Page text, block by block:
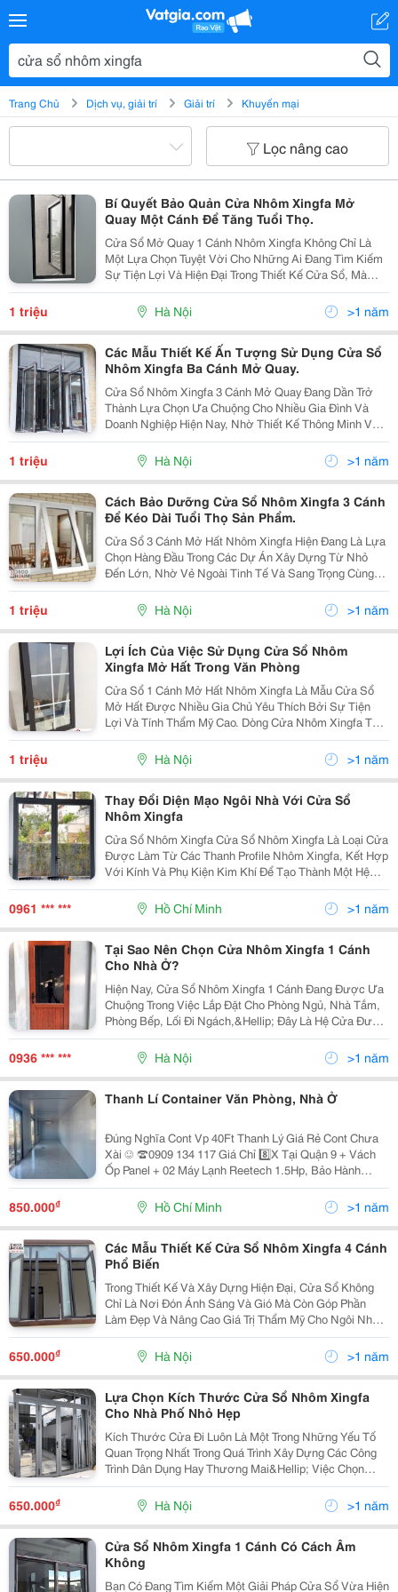
Trang Chủ Dịch vụ, giải trí Giải trí Khuyến mại
Lọc nâng cao
Bí Quyết Bảo Quản Cửa Nhôm Xingfa Mở
Quay Một Cánh Để Tăng Tuổi Thọ.
Cửa Sổ Mở Quay 1 Cánh Nhôm Xingfa Không Chỉ Là
Một Lựa Chọn Tuyệt Vời Cho Những Ai Đang Tìm Kiếm
Sự Tiện Lợi Và Hiện Đại Trong Thiết Kế Cửa Sổ, Mà
Còn Là Biểu Tượng Của Sự Tinh Tế Và Độ Bền Vượt
Trội. Trong Bối Cảnh Thị Trường Cửa Sổ Nhôm Xingfa
Ngày...
1 triệu Hà Nội >1 năm
Các Mẫu Thiết Kế Ấn Tượng Sử Dụng Cửa Sổ
Nhôm Xingfa Ba Cánh Mở Quay.
Cửa Sổ Nhôm Xingfa 3 Cánh Mở Quay Đang Dần Trở
Thành Lựa Chọn Ưa Chuộng Cho Nhiều Gia Đình Và
Doanh Nghiệp Hiện Nay, Nhờ Thiết Kế Thông Minh Và
Tính Năng Vượt Trội. Trong Bối Cảnh Đô Thị Hóa Ngày
Càng Mở Rộng, Việc Lựa Chọn Cửa Sổ Không Chỉ
Dừng Lại...
1 triệu Hà Nội >1 năm
Cách Bảo Dưỡng Cửa Sổ Nhôm Xingfa 3 Cánh
Để Kéo Dài Tuổi Thọ Sản Phẩm.
Cửa Sổ 3 Cánh Mở Hất Nhôm Xingfa Hiện Đang Là Lựa
Chọn Hàng Đầu Trong Các Dự Án Xây Dựng Từ Nhỏ
Đến Lớn, Nhờ Vẻ Ngoài Tinh Tế Và Sang Trọng Cùng
Độ Bền Cao Của Profile Nhôm Xingfa. Sản Phẩm Này
Không Chỉ Được Đánh Giá Cao Về Mặt Thẩm Mỹ Mà
Còn Được...
1 triệu Hà Nội >1 năm
Lợi Ích Của Việc Sử Dụng Cửa Sổ Nhôm
Xingfa Mở Hất Trong Văn Phòng
Cửa Sổ 1 Cánh Mở Hất Nhôm Xingfa Là Mẫu Cửa Sổ
Mở Hất Được Nhiều Gia Chủ Yêu Thích Bởi Sự Tiện
Lợi Và Tính Thẩm Mỹ Cao. Dòng Cửa Nhôm Xingfa Từ
Lâu Đã Nổi Tiếng Với Độ Bền Chắc, Thiết Kế Sang
Trọng Phù Hợp Với Nhiều Không Gian Kiến Trúc Khác
Nhau. Để...
1 triệu Hà Nội >1 năm
Thay Đổi Diện Mạo Ngôi Nhà Với Cửa Sổ
Nhôm Xingfa
Cửa Sổ Nhôm Xingfa Cửa Sổ Nhôm Xingfa Là Loại Cửa
Được Làm Từ Các Thanh Profile Nhôm Xingfa, Kết Hợp
Với Kính Và Phụ Kiện Kim Khí Để Tạo Thành Một Hệ
Cửa Hoàn Chỉnh. Nhôm Xingfa Là Một Loại Nhôm Cao
Cấp, Có Xuất Xứ Từ Quảng Đông, Trung Quốc, Được...
0961 *** *** Hồ Chí Minh >1 năm
Tại Sao Nên Chọn Cửa Nhôm Xingfa 1 Cánh
Cho Nhà Ở?
Hiện Nay, Cửa Sổ Nhôm Xingfa 1 Cánh Đang Được Ưa
Chuộng Trong Việc Lắp Đặt Cho Phòng Ngủ, Nhà Tắm,
Phòng Bếp, Lối Đi Ngách,&Hellip; Đây Là Hệ Cửa Được
Sản Xuất Từ Vật Liệu Cao Cấp Trên Dây Chuyền Tiên
Tiến, Với Trọng Lượng Nhẹ Và Nhiều Tính Năng Nổi...
0936 *** *** Hà Nội >1 năm
Thanh Lí Container Văn Phòng, Nhà Ở
Đúng Nghĩa Cont Vp 40Ft Thanh Lý Giá Rẻ Cont Chưa
Xài ☺️ ☎️0909 134 117 Giá Chỉ 8️⃣X Tại Quận 9 + Vách
Ốp Panel + 02 Máy Lạnh Reetech 1.5Hp, Bảo Hành
4️⃣Năm Mới Leng Keng.❄️ + 02 Cửa Đi , 02 Cửa Sổ
850.000₫ Hồ Chí Minh >1 năm
Các Mẫu Thiết Kế Cửa Sổ Nhôm Xingfa 4 Cánh
Phổ Biến
Trong Thiết Kế Và Xây Dựng Hiện Đại, Cửa Sổ Không
Chỉ Là Nơi Đón Ánh Sáng Và Gió Mà Còn Góp Phần
Làm Đẹp Và Nâng Cao Giá Trị Thẩm Mỹ Cho Ngôi Nhà.
Trong Đó, Cửa Sổ Nhôm Xingfa 4 Cánh Đang Trở Thành
Lựa Chọn Hàng Đầu Nhờ Vào Độ Bền Cao, Khả Năng
Cách...
650.000₫ Hà Nội >1 năm
Lựa Chọn Kích Thước Cửa Sổ Nhôm Xingfa
Cho Nhà Phố Nhỏ Hẹp
Kích Thước Cửa Đi Luôn Là Một Trong Những Yếu Tố
Quan Trọng Nhất Trong Quá Trình Xây Dựng Các Công
Trình Dân Dụng Hay Thương Mai&Hellip; Việc Chọn
Kích Thước Cửa Không Chuẩn Không Chỉ Ảnh Hưởng
Đến Thiết Kế Cửa, Mà Còn Làm Mất Đi Thẩm Mỹ Tổng
Thể Của...
650.000₫ Hà Nội >1 năm
Cửa Sổ Nhôm Xingfa 1 Cánh Có Cách Âm
Không
Bạn Có Đang Tìm Kiếm Một Giải Pháp Cửa Sổ Vừa Hiện